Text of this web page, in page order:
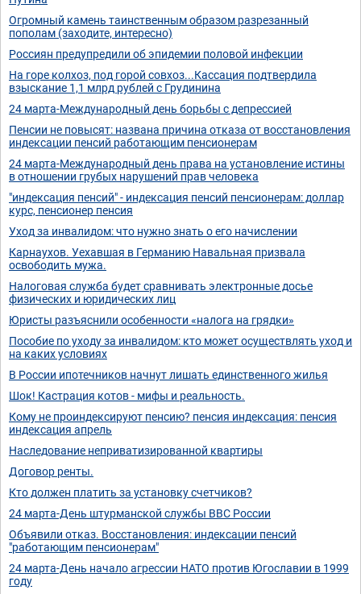
Огромный камень таинственным образом разрезанный
пополам (заходите, интересно)
Россиян предупредили об эпидемии половой инфекции
На горе колхоз, под горой совхоз...Кассация подтвердила
взыскание 1,1 млрд рублей с Грудинина
24 марта-Международный день борьбы с депрессией
Пенсии не повысят: названа причина отказа от восстановления
индексации пенсий работающим пенсионерам
24 марта-Международный день права на установление истины
в отношении грубых нарушений прав человека
"индексация пенсий" - индексация пенсий пенсионерам: доллар
курс, пенсионер пенсия
Уход за инвалидом: что нужно знать о его начислении
Карнаухов. Уехавшая в Германию Навальная призвала
освободить мужа.
Налоговая служба будет сравнивать электронные досье
физических и юридических лиц
Юристы разъяснили особенности «налога на грядки»
Пособие по уходу за инвалидом: кто может осуществлять уход и
на каких условиях
В России ипотечников начнут лишать единственного жилья
Шок! Кастрация котов - мифы и реальность.
Кому не проиндексируют пенсию? пенсия индексация: пенсия
индексация апрель
Наследование неприватизированной квартиры
Договор ренты.
Кто должен платить за установку счетчиков?
24 марта-День штурманской службы ВВС России
Объявили отказ. Восстановления: индексации пенсий
"работающим пенсионерам"
24 марта-День начало агрессии НАТО против Югославии в 1999
году